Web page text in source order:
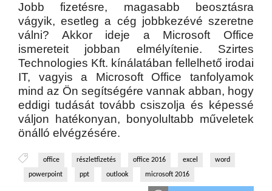
Jobb fizetésre, magasabb beosztásra
vágyik, esetleg a cég jobbkezévé szeretne
válni? Akkor ideje a Microsoft Office
ismereteit jobban elmélyítenie. Szirtes
Technologies Kft. kínálatában fellelhető irodai
IT, vagyis a Microsoft Office tanfolyamok
mind az Ön segítségére vannak abban, hogy
eddigi tudását tovább csiszolja és képessé
váljon hatékonyan, bonyolultabb műveletek
önálló elvégzésére.
office részletfizetés office 2016 excel
word
powerpoint
ppt outlook microsoft 2016